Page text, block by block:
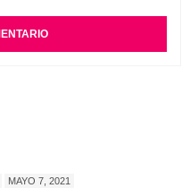
MAYO 7, 2021